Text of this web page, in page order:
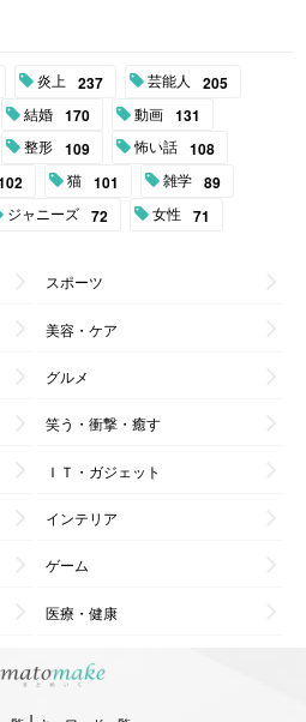
炎上 237 芸能人 205
結婚 170 動画 131
整形 109 怖い話 108
猫 101 雑学 89
ジャニーズ 72 女性 71
スポーツ
美容・ケア
グルメ
笑う・衝撃・癒す
ＩＴ・ガジェット
インテリア
ゲーム
医療・健康